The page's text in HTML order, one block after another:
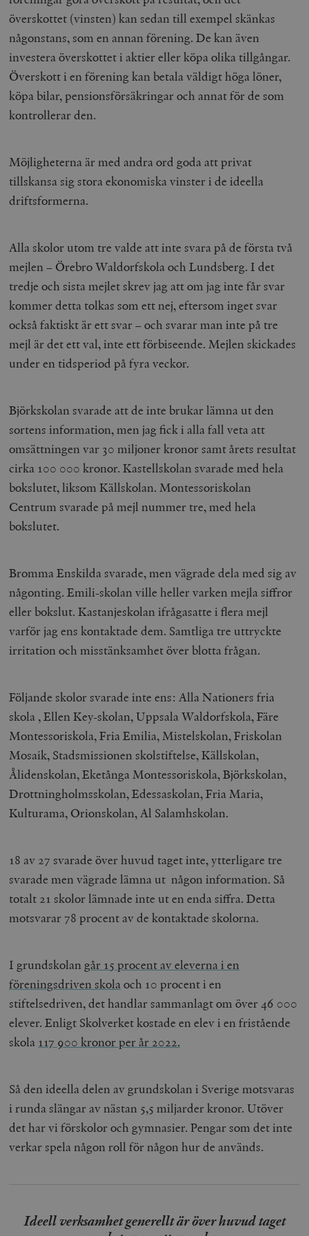
överskottet (vinsten) kan sedan till exempel skänkas
någonstans, som en annan förening. De kan även
investera överskottet i aktier eller köpa olika tillgångar.
Överskott i en förening kan betala väldigt höga löner,
köpa bilar, pensionsförsäkringar och annat för de som
kontrollerar den.
Möjligheterna är med andra ord goda att privat
tillskansa sig stora ekonomiska vinster i de ideella
driftsformerna.
Alla skolor utom tre valde att inte svara på de första två
mejlen – Örebro Waldorfskola och Lundsberg. I det
tredje och sista mejlet skrev jag att om jag inte får svar
kommer detta tolkas som ett nej, eftersom inget svar
också faktiskt är ett svar – och svarar man inte på tre
mejl är det ett val, inte ett förbiseende. Mejlen skickades
under en tidsperiod på fyra veckor.
Björkskolan svarade att de inte brukar lämna ut den
sortens information, men jag fick i alla fall veta att
omsättningen var 30 miljoner kronor samt årets resultat
cirka 100 000 kronor. Kastellskolan svarade med hela
bokslutet, liksom Källskolan. Montessoriskolan
Centrum svarade på mejl nummer tre, med hela
bokslutet.
Bromma Enskilda svarade, men vägrade dela med sig av
någonting. Emili-skolan ville heller varken mejla siffror
eller bokslut. Kastanjeskolan ifrågasatte i flera mejl
varför jag ens kontaktade dem. Samtliga tre uttryckte
irritation och misstänksamhet över blotta frågan.
Följande skolor svarade inte ens: Alla Nationers fria
skola , Ellen Key-skolan, Uppsala Waldorfskola, Färe
Montessoriskola, Fria Emilia, Mistelskolan, Friskolan
Mosaik, Stadsmissionen skolstiftelse, Källskolan,
Ålidenskolan, Eketånga Montessoriskola, Björkskolan,
Drottningholmsskolan, Edessaskolan, Fria Maria,
Kulturama, Orionskolan, Al Salamhskolan.
18 av 27 svarade över huvud taget inte, ytterligare tre
svarade men vägrade lämna ut någon information. Så
totalt 21 skolor lämnade inte ut en enda siffra. Detta
motsvarar 78 procent av de kontaktade skolorna.
I grundskolan går 15 procent av eleverna i en
föreningsdriven skola och 10 procent i en
stiftelsedriven, det handlar sammanlagt om över 46 000
elever. Enligt Skolverket kostade en elev i en fristående
skola 117 900 kronor per år 2022.
Så den ideella delen av grundskolan i Sverige motsvaras
i runda slängar av nästan 5,5 miljarder kronor. Utöver
det har vi förskolor och gymnasier. Pengar som det inte
verkar spela någon roll för någon hur de används.
Ideell verksamhet generellt är över huvud taget